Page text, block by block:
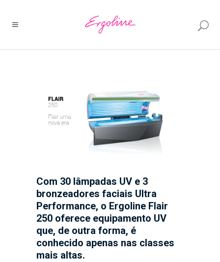
Com 30 lâmpadas UV e 3
bronzeadores faciais Ultra
Performance, o Ergoline Flair
250 oferece equipamento UV
que, de outra forma, é
conhecido apenas nas classes
mais altas.